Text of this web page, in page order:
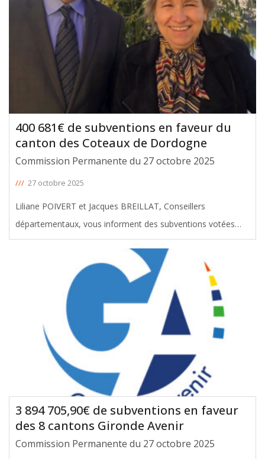
400 681€ de subventions en faveur du
canton des Coteaux de Dordogne
Commission Permanente du 27 octobre 2025
/// 27 octobre 2025
Liliane POIVERT et Jacques BREILLAT, Conseillers
départementaux, vous informent des subventions votées
avec leur soutien en faveur du canton des Coteaux de
Dordogne, lors de la Commission Permanente du 27
octobre 2025. Le montant total de ces
3 894 705,90€ de subventions en faveur
des 8 cantons Gironde Avenir
Commission Permanente du 27 octobre 2025